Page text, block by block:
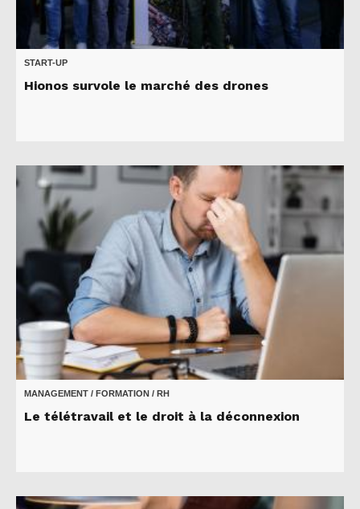
START-UP
Hionos survole le marché des drones
MANAGEMENT / FORMATION / RH
Le télétravail et le droit à la déconnexion